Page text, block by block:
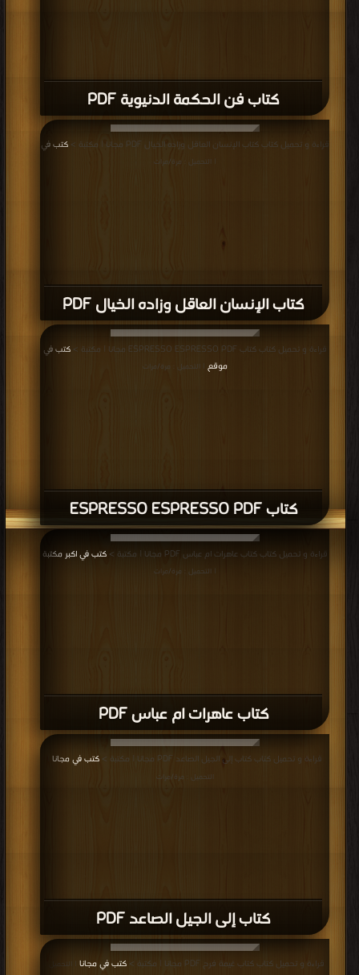
كتاب فن الحكمة الدنيوية PDF
كتاب الإنسان العاقل وزاده الخيال PDF
قراءة و تحميل كتاب كتاب الإنسان العاقل وزاده الخيال PDF مجانا | مكتبة > كتب في
| التحميل : مرة/مرات
كتاب ESPRESSO ESPRESSO PDF
قراءة و تحميل كتاب كتاب ESPRESSO ESPRESSO PDF مجانا | مكتبة >
كتب في
موقع
| التحميل : مرة/مرات
كتاب عاهرات ام عباس PDF
قراءة و تحميل كتاب كتاب عاهرات ام عباس PDF مجانا | مكتبة > كتب في اكبر مكتبة
| التحميل : مرة/مرات
كتاب إلى الجيل الصاعد PDF
قراءة و تحميل كتاب كتاب إلى الجيل الصاعد PDF مجانا | مكتبة > كتب في مجانا
التحميل : مرة/مرات
قراءة و تحميل كتاب كتاب غيمة فرح PDF مجانا | مكتبة > كتب في مجانا | التحميل :